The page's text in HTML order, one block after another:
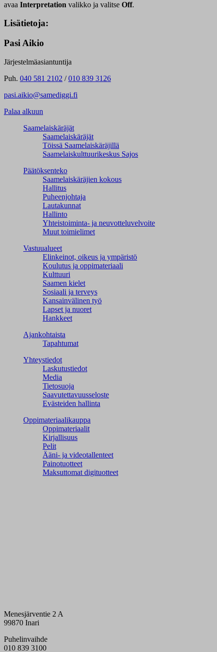
avaa Interpretation valikko ja valitse Off.
Lisätietoja:
Pasi Aikio
Järjestelmäasiantuntija
Puh. 040 581 2102 /010 839 3126
pasi.aikio@samediggi.fi
Palaa alkuun
Saamelaiskäräjät
Saamelaiskäräjät
Töissä Saamelaiskäräjillä
Saamelaiskulttuuri­keskus Sajos
Päätöksenteko
Saamelaiskäräjien kokous
Hallitus
Puheenjohtaja
Lautakunnat
Hallinto
Yhteistoiminta- ja neuvotteluvelvoite
Muut toimielimet
Vastuualueet
Elinkeinot, oikeus ja ympäristö
Koulutus ja oppimateriaali
Kulttuuri
Saamen kielet
Sosiaali ja terveys
Kansainvälinen työ
Lapset ja nuoret
Hankkeet
Ajankohtaista
Tapahtumat
Yhteystiedot
Laskutustiedot
Media
Tietosuoja
Saavutettavuusseloste
Evästeiden hallinta
Oppimateriaalikauppa
Oppimateriaalit
Kirjallisuus
Pelit
Ääni- ja videotallenteet
Painotuotteet
Maksuttomat digituotteet
Menesjärventie 2 A
99870 Inari
Puhelinvaihde
010 839 3100